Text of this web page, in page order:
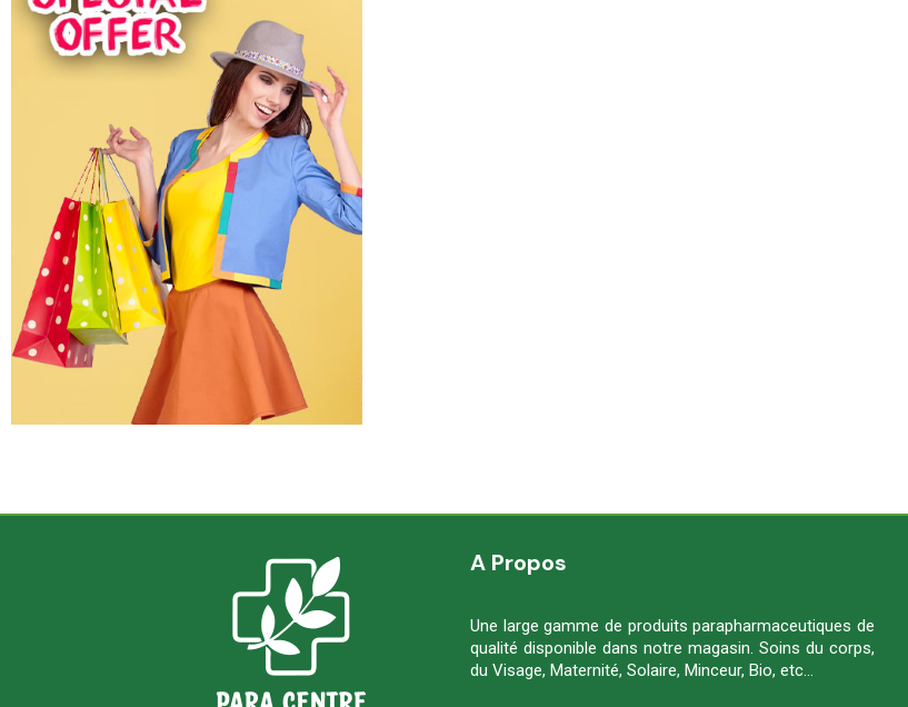
A Propos
Une large gamme de produits parapharmaceutiques de
qualité disponible dans notre magasin. Soins du corps,
du Visage, Maternité, Solaire, Minceur, Bio, etc…